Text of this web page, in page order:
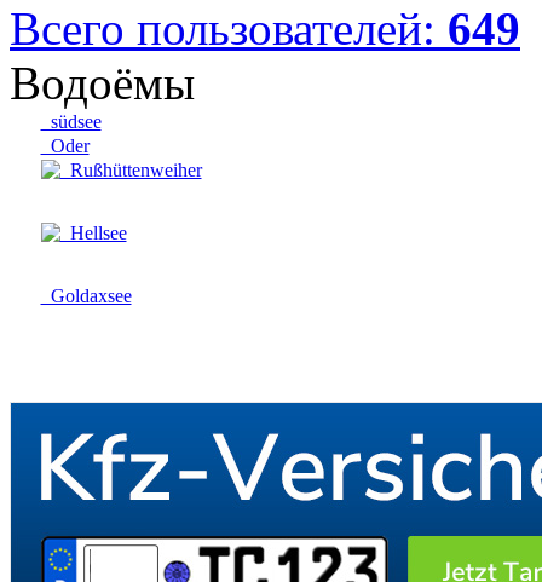
Всего пользователей: 649
Водоёмы
südsee
Oder
Rußhüttenweiher
Hellsee
Goldaxsee